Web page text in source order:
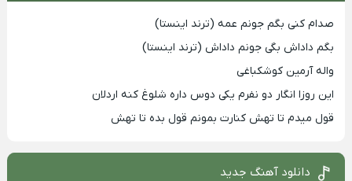
صدام کنی بگم جونم عمه (ترند اینستا)
بگم داداش بگی جونم داداش (ترند اینستا)
واله آرمین کوشکباغی
این روزا انگار دو نفرم یکی دوس داره شلوغ کنه اردلان
قول میدم تا تهش کنارت بمونم قول بده تا تهش
دانلود آهنگ جدید